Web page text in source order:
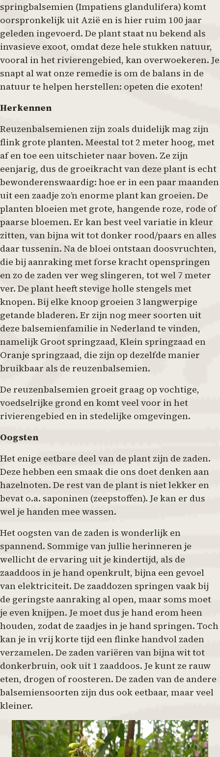
springbalsemien (Impatiens glandulifera) komt
oorspronkelijk uit Azië en is hier ruim 100 jaar
geleden ingevoerd. De plant staat nu bekend als
invasieve exoot, omdat deze hele stukken natuur,
vooral in het rivierengebied, kan overwoekeren. Je
snapt al wat onze remedie is om de balans in de
natuur te helpen herstellen: opeten die exoten!
Herkennen
Reuzenbalsemienen zijn zoals duidelijk mag zijn
flink grote planten. Meestal tot 2 meter hoog, met
af en toe een uitschieter naar boven. Ze zijn
eenjarig, dus de groeikracht van deze plant is echt
bewonderenswaardig: hoe er in een paar maanden
uit een zaadje zo’n enorme plant kan groeien. De
planten bloeien met grote, hangende roze, rode of
paarse bloemen. Er kan best veel variatie in kleur
zitten, van bijna wit tot donker rood/paars en alles
daar tussenin. Na de bloei ontstaan doosvruchten,
die bij aanraking met forse kracht openspringen
en zo de zaden ver weg slingeren, tot wel 7 meter
ver. De plant heeft stevige holle stengels met
knopen. Bij elke knoop groeien 3 langwerpige
getande bladeren. Er zijn nog meer soorten uit
deze balsemienfamilie in Nederland te vinden,
namelijk Groot springzaad, Klein springzaad en
Oranje springzaad, die zijn op dezelfde manier
bruikbaar als de reuzenbalsemien.
De reuzenbalsemien groeit graag op vochtige,
voedselrijke grond en komt veel voor in het
rivierengebied en in stedelijke omgevingen.
Oogsten
Het enige eetbare deel van de plant zijn de zaden.
Deze hebben een smaak die ons doet denken aan
hazelnoten. De rest van de plant is niet lekker en
bevat o.a. saponinen (zeepstoffen). Je kan er dus
wel je handen mee wassen.
Het oogsten van de zaden is wonderlijk en
spannend. Sommige van jullie herinneren je
wellicht de ervaring uit je kindertijd, als de
zaaddoos in je hand openkrult, bijna een gevoel
van elektriciteit. De zaaddozen springen vaak bij
de geringste aanraking al open, maar soms moet
je even knijpen. Je moet dus je hand erom heen
houden, zodat de zaadjes in je hand springen. Toch
kan je in vrij korte tijd een flinke handvol zaden
verzamelen. De zaden variëren van bijna wit tot
donkerbruin, ook uit 1 zaaddoos. Je kunt ze rauw
eten, drogen of roosteren. De zaden van de andere
balsemiensoorten zijn dus ook eetbaar, maar veel
kleiner.